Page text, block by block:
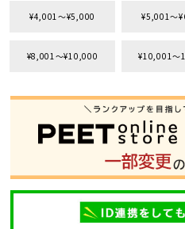
カラー
tune 絞り込
¥4,001〜¥5,000 ¥5,001〜
¥8,001〜¥10,000 ¥10,001〜